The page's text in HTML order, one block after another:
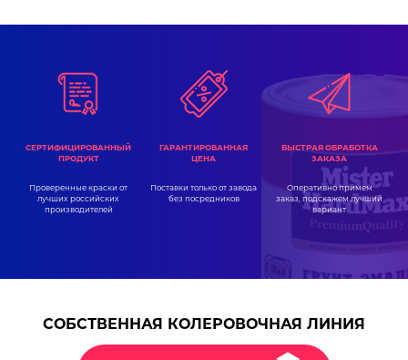
СЕРТИФИЦИРОВАННЫЙ
ПРОДУКТ
Проверенные краски от
лучших российских
производителей
ГАРАНТИРОВАННАЯ
ЦЕНА
Поставки только от завода
без посредников
БЫСТРАЯ ОБРАБОТКА
ЗАКАЗА
Оперативно примем
заказ, подскажем лучший
вариант
СОБСТВЕННАЯ КОЛЕРОВОЧНАЯ ЛИНИЯ